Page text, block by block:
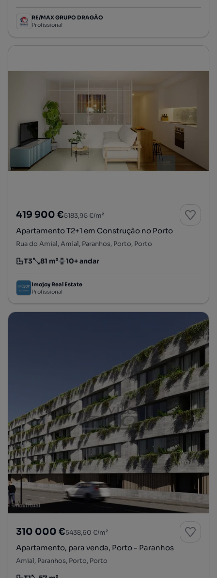
RE/MAX GRUPO DRAGÃO
Profissional
419 900 €5183,95 €/m²
Apartamento T2+1 em Construção no Porto
Rua do Amial, Amial, Paranhos, Porto, Porto
Tipologia
T3
Preço por metro quadrado
81 m²
Andar 10+ andar
Imojoy Real Estate
Profissional
310 000 €5438,60 €/m²
Apartamento, para venda, Porto - Paranhos
Amial, Paranhos, Porto, Porto